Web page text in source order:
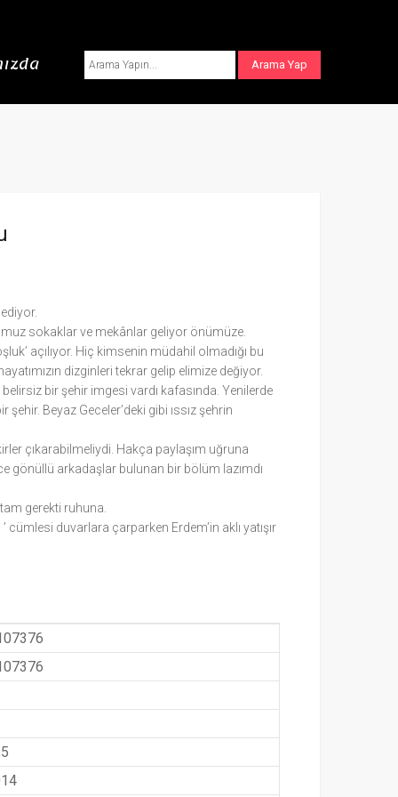
sokaklar ve mekânlar geliyor önümüze.
açılıyor. Hiç kimsenin müdahil olmadığı bu
dizginleri tekrar gelip elimize değiyor.
bir şehir imgesi vardı kafasında. Yenilerde
Beyaz Geceler’deki gibi ıssız şehrin
çıkarabilmeliydi. Hakça paylaşım uğruna
gönüllü arkadaşlar bulunan bir bölüm lazımdı
gerekti ruhuna.
duvarlara çarparken Erdem’in aklı yatışır